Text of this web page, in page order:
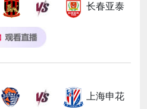
长春亚泰
上海申花